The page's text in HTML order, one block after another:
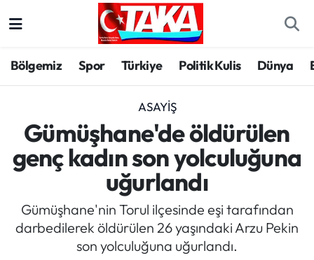
Bölgemiz Spor Türkiye Politik Kulis Dünya
ASAYIŞ
Gümüşhane'de öldürülen
genç kadın son yolculuğuna
uğurlandı
Gümüşhane'nin Torul ilçesinde eşi tarafından
darbedilerek öldürülen 26 yaşındaki Arzu Pekin
son yolculuğuna uğurlandı.
Spor
Türkiye
Kültür/Sanat
Politik Kulis
Trabzon Hava Durumu
Trabzon Trafik Yoğunluk Haritası
Süper Lig Puan Durumu ve Fikstür
Tüm Manşetler
Son Dakika Haberleri